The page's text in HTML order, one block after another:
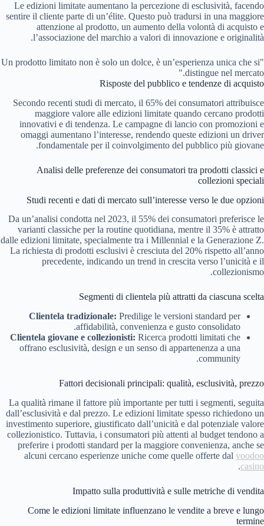
Le edizioni limitate aumentano la percezione di esclusività, facendo
sentire il cliente parte di un’élite. Questo può tradursi in una maggiore
attenzione al prodotto, un aumento della volontà di acquisto e
l’associazione del marchio a valori di innovazione e originalità.
"Un prodotto limitato non è solo un dolce, è un’esperienza unica che si
distingue nel mercato."
Risposte del pubblico e tendenze di acquisto
Secondo recenti studi di mercato, il 65% dei consumatori attribuisce
maggiore valore alle edizioni limitate quando cercano prodotti
innovativi e di tendenza. Le campagne di lancio con promozioni e
omaggi aumentano l’interesse, rendendo queste edizioni un driver
fondamentale per il coinvolgimento del pubblico più giovane.
Analisi delle preferenze dei consumatori tra prodotti classici e
collezioni speciali
Studi recenti e dati di mercato sull’interesse verso le due opzioni
Da un’analisi condotta nel 2023, il 55% dei consumatori preferisce le
varianti classiche per la routine quotidiana, mentre il 35% è attratto
dalle edizioni limitate, specialmente tra i Millennial e la Generazione Z.
La richiesta di prodotti esclusivi è cresciuta del 20% rispetto all’anno
precedente, indicando un trend in crescita verso l’unicità e il
collezionismo.
Segmenti di clientela più attratti da ciascuna scelta
Clientela tradizionale: Predilige le versioni standard per
affidabilità, convenienza e gusto consolidato.
Clientela giovane e collezionisti: Ricerca prodotti limitati che
offrano esclusività, design e un senso di appartenenza a una
community.
Fattori decisionali principali: qualità, esclusività, prezzo
La qualità rimane il fattore più importante per tutti i segmenti, seguita
dall’esclusività e dal prezzo. Le edizioni limitate spesso richiedono un
investimento superiore, giustificato dall’unicità e dal potenziale valore
collezionistico. Tuttavia, i consumatori più attenti al budget tendono a
preferire i prodotti standard per la maggiore convenienza, anche se
alcuni cercano esperienze uniche come quelle offerte dal voodoo
casino
.
Impatto sulla produttività e sulle metriche di vendita
Come le edizioni limitate influenzano le vendite a breve e lungo
termine